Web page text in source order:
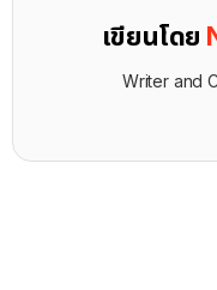
เขียนโดย
Writer and